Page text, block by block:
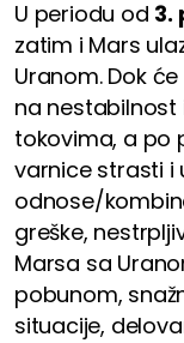
U periodu od 3.
zatim i Mars
Uranom. Dok
na nestabilnost
tokovima, a po
varnice strasti i
odnose/
greške,
Marsa sa
pobunom,
situacije,